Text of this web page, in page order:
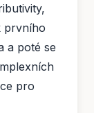
prvního
a poté se
pro